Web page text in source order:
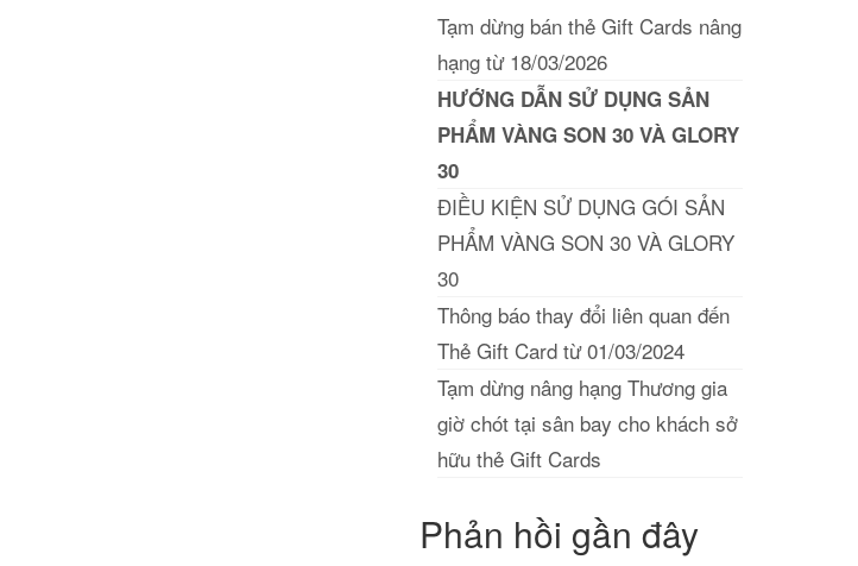
Tạm dừng bán thẻ Gift Cards nâng
hạng từ 18/03/2026
HƯỚNG DẪN SỬ DỤNG SẢN
PHẨM VÀNG SON 30 VÀ GLORY
30
ĐIỀU KIỆN SỬ DỤNG GÓI SẢN
PHẨM VÀNG SON 30 VÀ GLORY
30
Thông báo thay đổi liên quan đến
Thẻ Gift Card từ 01/03/2024
Tạm dừng nâng hạng Thương gia
giờ chót tại sân bay cho khách sở
hữu thẻ Gift Cards
Phản hồi gần đây